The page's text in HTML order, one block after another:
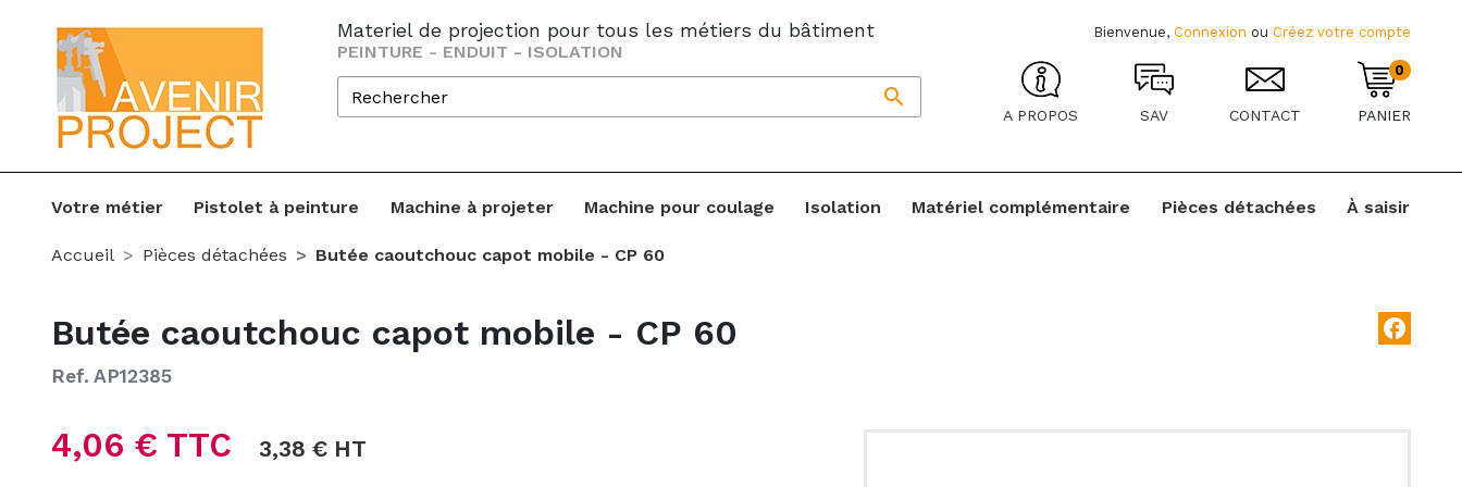
Materiel de projection pour tous les métiers du bâtiment
PEINTURE - ENDUIT - ISOLATION

Bienvenue, Connexion ou Créez votre compte
A PROPOS SAV CONTACT
0
PANIER
Votre métier Pistolet à peinture Machine à projeter Machine pour coulage Isolation Matériel complémentaire Pièces détachées À saisir
Accueil Pièces détachées Butée caoutchouc capot mobile - CP 60
Butée caoutchouc capot mobile - CP 60 facebook
Ref. AP12385
4,06 € TTC 3,38 € HT